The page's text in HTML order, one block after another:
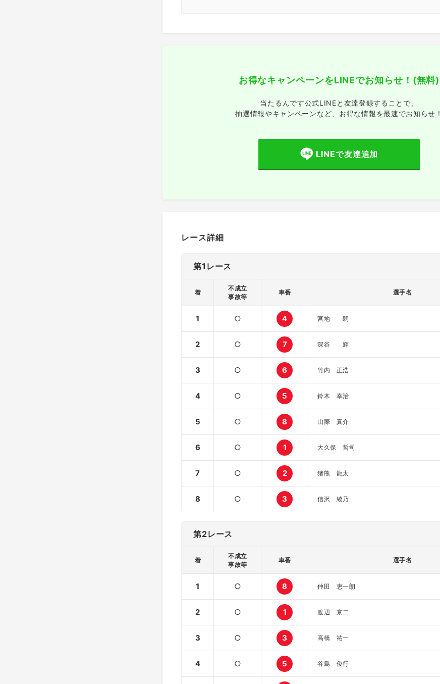
お得なキャンペーンをLINEでお知らせ！ (無料)
当たるんです公式LINEと友達登録することで、
抽選情報やキャンペーンなど、 お得な情報を最速でお知らせ！
LINEで友達追加
レース詳細
第1レース
着
不成立
事故等
車番 選手名
1 ○ 4 宮地 朗
2 ○ 7 深谷 輝
3 ○ 6 竹内 正浩
4 ○ 5 鈴木 幸治
5 ○ 8 山際 真介
6 ○ 1 大久保 哲司
7 ○ 2 猪熊 龍太
8 ○ 3 信沢 綾乃
第2レース
着
不成立
事故等
車番 選手名
1 ○ 8 仲田 恵一朗
2 ○ 1 渡辺 京二
3 ○ 3 高橋 祐一
4 ○ 5 谷島 俊行